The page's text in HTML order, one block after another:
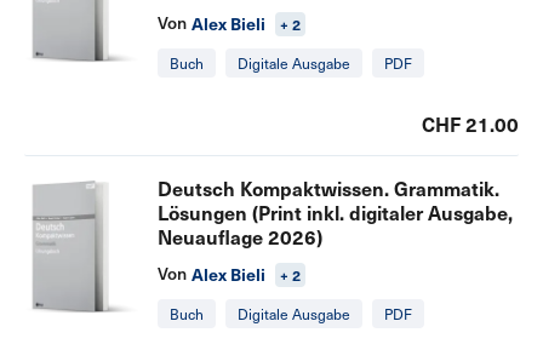
Von Alex Bieli + 2
Buch Digitale Ausgabe PDF
CHF 21.00
Deutsch Kompaktwissen. Grammatik.
Lösungen (Print inkl. digitaler Ausgabe,
Neuauflage 2026)
Von Alex Bieli + 2
Buch Digitale Ausgabe PDF